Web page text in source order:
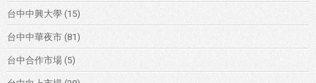
台中中興大學 (15)
台中中華夜市 (81)
台中合作市場 (5)